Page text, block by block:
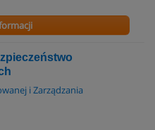
i Zarządzania